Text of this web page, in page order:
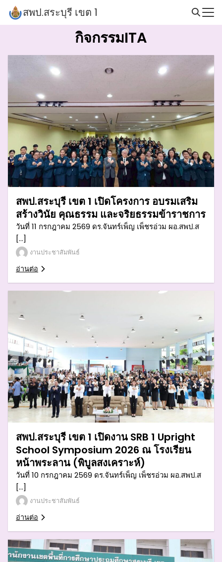
Skip
สพป.สระบุรี เขต 1
กิจกรรมITA
สพป.สระบุรี เขต 1 เปิดโครงการ อบรมเสริม
สร้างวินัย คุณธรรม และจริยธรรมข้าราชการ
วันที่ 11 กรกฎาคม 2569 ดร.จันทร์เพ็ญ เพ็ชรอ่วม ผอ.สพป.ส
[…]
งานประชาสัมพันธ์
อ่านต่อ
สพป.สระบุรี เขต 1 เปิดงาน SRB 1 Upright
School Symposium 2026 ณ โรงเรียน
หน้าพระลาน (พิบูลสงเคราะห์)
วันที่ 10 กรกฎาคม 2569 ดร.จันทร์เพ็ญ เพ็ชรอ่วม ผอ.สพป.ส
[…]
งานประชาสัมพันธ์
อ่านต่อ